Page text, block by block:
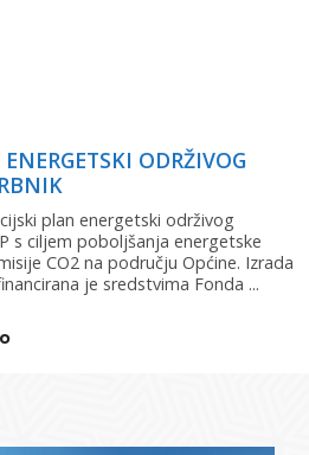
ODRŽIVOG
plan energetski održivog
s ciljem poboljšanja energetske
CO2 na području Općine. Izrada
je sredstvima Fonda ...